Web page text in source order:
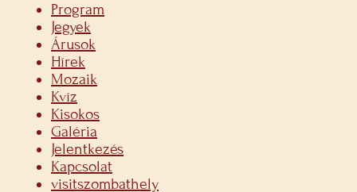
Program
Jegyek
Árusok
Hírek
Mozaik
Kvíz
Kisokos
Galéria
Jelentkezés
Kapcsolat
visitszombathely